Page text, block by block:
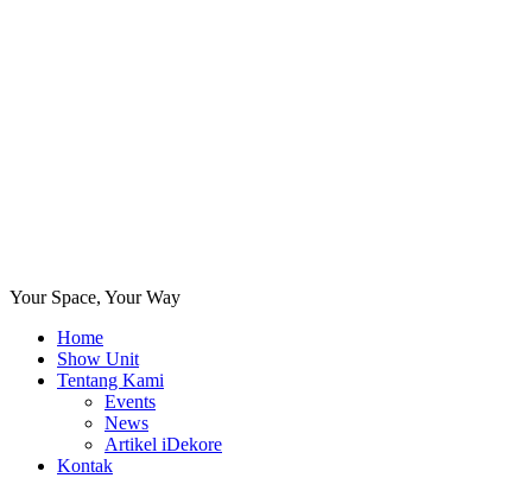
Your Space, Your Way
Home
Show Unit
Tentang Kami
Events
News
Artikel iDekore
Kontak